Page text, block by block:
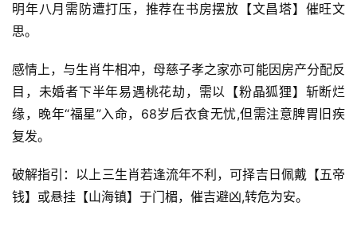
明年八月需防遭打压，推荐在书房摆放【文昌塔】催旺文
思。
感情上，与生肖牛相冲，母慈子孝之家亦可能因房产分配反
目，未婚者下半年易遇桃花劫，需以【粉晶狐狸】斩断烂
缘，晚年“福星”入命，68岁后衣食无忧,但需注意脾胃旧疾
复发。
破解指引：以上三生肖若逢流年不利，可择吉日佩戴【五帝
钱】或悬挂【山海镇】于门楣，催吉避凶,转危为安。